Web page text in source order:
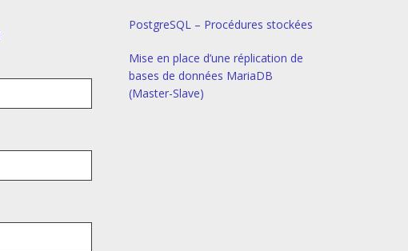
PostgreSQL – Procédures stockées
Mise en place d’une réplication de
bases de données MariaDB
(Master-Slave)